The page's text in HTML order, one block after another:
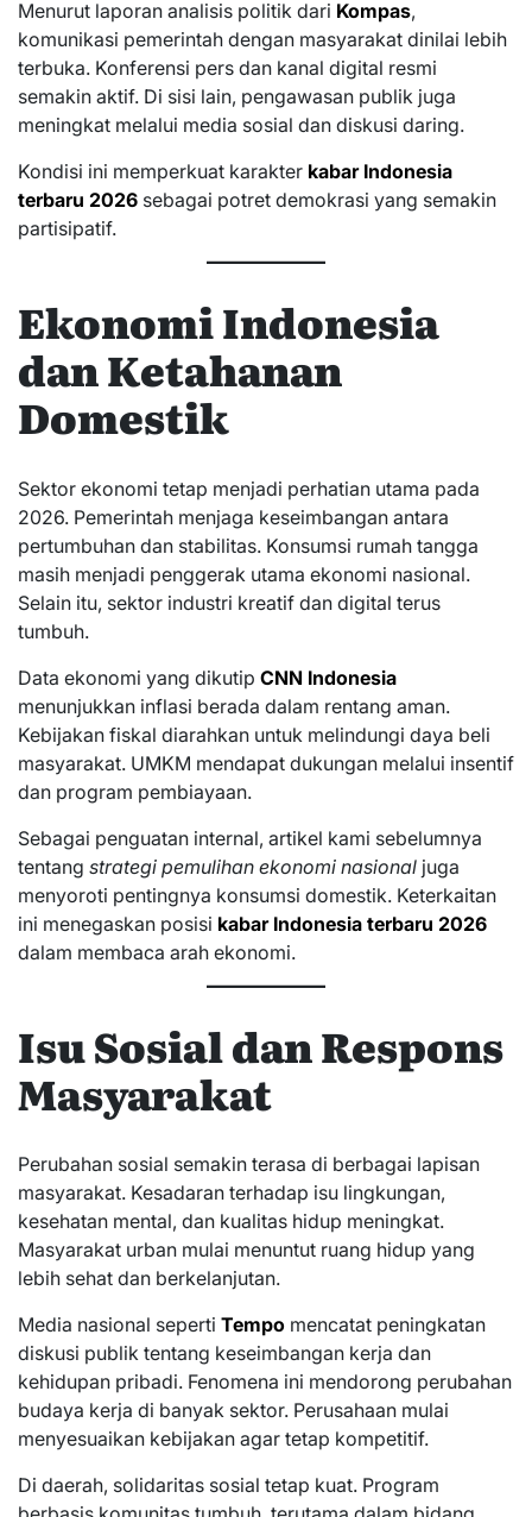
Menurut laporan analisis politik dari Kompas,
komunikasi pemerintah dengan masyarakat dinilai lebih
terbuka. Konferensi pers dan kanal digital resmi
semakin aktif. Di sisi lain, pengawasan publik juga
meningkat melalui media sosial dan diskusi daring.
Kondisi ini memperkuat karakter kabar Indonesia
terbaru 2026 sebagai potret demokrasi yang semakin
partisipatif.
Ekonomi Indonesia
dan Ketahanan
Domestik
Sektor ekonomi tetap menjadi perhatian utama pada
2026. Pemerintah menjaga keseimbangan antara
pertumbuhan dan stabilitas. Konsumsi rumah tangga
masih menjadi penggerak utama ekonomi nasional.
Selain itu, sektor industri kreatif dan digital terus
tumbuh.
Data ekonomi yang dikutip CNN Indonesia
menunjukkan inflasi berada dalam rentang aman.
Kebijakan fiskal diarahkan untuk melindungi daya beli
masyarakat. UMKM mendapat dukungan melalui insentif
dan program pembiayaan.
Sebagai penguatan internal, artikel kami sebelumnya
tentang strategi pemulihan ekonomi nasional juga
menyoroti pentingnya konsumsi domestik. Keterkaitan
ini menegaskan posisi kabar Indonesia terbaru 2026
dalam membaca arah ekonomi.
Isu Sosial dan Respons
Masyarakat
Perubahan sosial semakin terasa di berbagai lapisan
masyarakat. Kesadaran terhadap isu lingkungan,
kesehatan mental, dan kualitas hidup meningkat.
Masyarakat urban mulai menuntut ruang hidup yang
lebih sehat dan berkelanjutan.
Media nasional seperti Tempo mencatat peningkatan
diskusi publik tentang keseimbangan kerja dan
kehidupan pribadi. Fenomena ini mendorong perubahan
budaya kerja di banyak sektor. Perusahaan mulai
menyesuaikan kebijakan agar tetap kompetitif.
Di daerah, solidaritas sosial tetap kuat. Program